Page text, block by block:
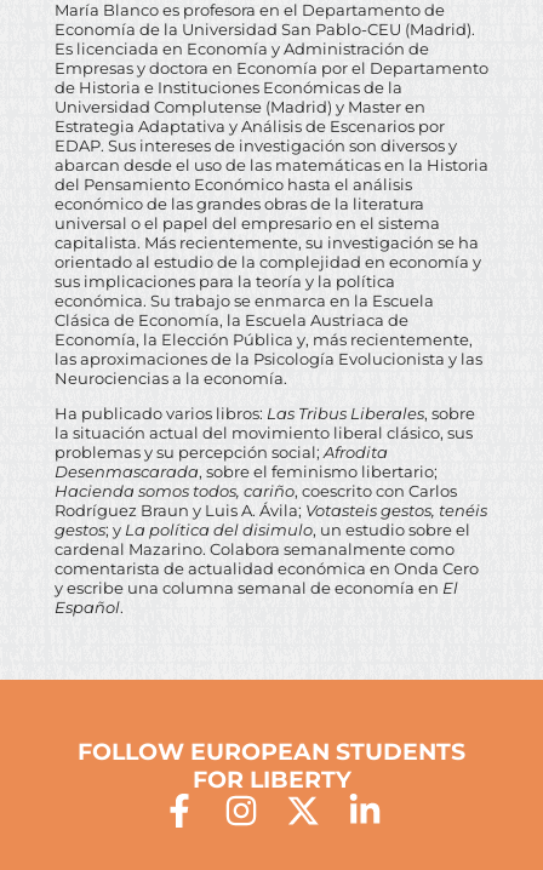
María Blanco es profesora en el Departamento de
Economía de la Universidad San Pablo-CEU (Madrid).
Es licenciada en Economía y Administración de
Empresas y doctora en Economía por el Departamento
de Historia e Instituciones Económicas de la
Universidad Complutense (Madrid) y Master en
Estrategia Adaptativa y Análisis de Escenarios por
EDAP. Sus intereses de investigación son diversos y
abarcan desde el uso de las matemáticas en la Historia
del Pensamiento Económico hasta el análisis
económico de las grandes obras de la literatura
universal o el papel del empresario en el sistema
capitalista. Más recientemente, su investigación se ha
orientado al estudio de la complejidad en economía y
sus implicaciones para la teoría y la política
económica. Su trabajo se enmarca en la Escuela
Clásica de Economía, la Escuela Austriaca de
Economía, la Elección Pública y, más recientemente,
las aproximaciones de la Psicología Evolucionista y las
Neurociencias a la economía.
Ha publicado varios libros: Las Tribus Liberales, sobre
la situación actual del movimiento liberal clásico, sus
problemas y su percepción social;Afrodita
Desenmascarada, sobre el feminismo libertario;
Hacienda somos todos, cariño, coescrito con Carlos
Rodríguez Braun y Luis A. Ávila; Votasteis gestos, tenéis
gestos; y La política del disimulo, un estudio sobre el
cardenal Mazarino. Colabora semanalmente como
comentarista de actualidad económica en Onda Cero
y escribe una columna semanal de economía en El
Español.
FOLLOW EUROPEAN STUDENTS
FOR LIBERTY